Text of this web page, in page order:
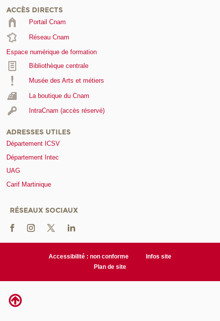
ACCÈS DIRECTS
Portail Cnam
Réseau Cnam
Espace numérique de formation
Bibliothèque centrale
Musée des Arts et métiers
La boutique du Cnam
IntraCnam (accès réservé)
ADRESSES UTILES
Département ICSV
Département Intec
UAG
Carif Martinique
RÉSEAUX SOCIAUX
Accessibilité : non conforme
Infos site
Plan de site